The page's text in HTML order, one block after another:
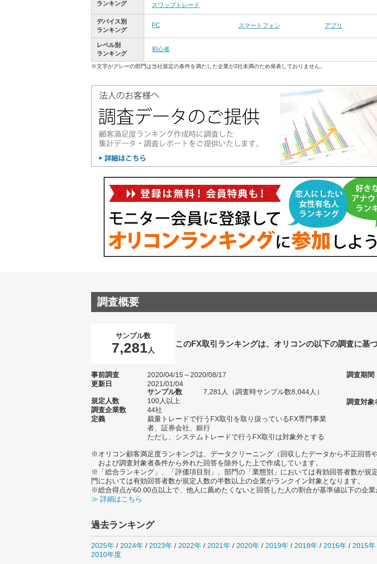
ランキング
スワップトレード
デバイス別
ランキング
PC スマートフォン アプリ
レベル別
ランキング
初心者
※文字がグレーの部門は当社規定の条件を満たした企業が2社未満のため発表しておりません。
調査概要
サンプル数
7,281 人
このFX取引ランキングは、オリコンの以下の調査に基づ
事前調査
2020/04/15～2020/08/17
更新日
2021/01/04
サンプル数
7,281人（調査時サンプル数8,044人）
規定人数
100人以上
調査企業数
44社
定義
裁量トレードで行うFX取引を取り扱っているFX専門事業
者、証券会社、銀行
ただし、システムトレードで行うFX取引は対象外とする
調査期間
調査対象
※オリコン顧客満足度ランキングは、データクリーニング（回収したデータから不正回答
および調査対象者条件から外れた回答を除外した上で作成しています。
※「総合ランキング」、「評価項目別」、部門の「業態別」においては有効回答者数が規
門においては有効回答者数が規定人数の半数以上の企業がランクイン対象となります。
※総合得点が60.00点以上で、他人に薦めたくないと回答した人の割合が基準値以下の企業
≫ 詳細はこちら
過去ランキング
2025年 / 2024年 / 2023年 / 2022年 / 2021年 / 2020年 / 2019年 / 2018年 / 2016年 / 2015年
2010年度